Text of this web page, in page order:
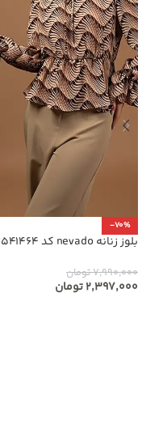
-70%
بلوز زنانه nevado کد 402112541464
۷,۹۹۰,۰۰۰تومان
۲,۳۹۷,۰۰۰تومان